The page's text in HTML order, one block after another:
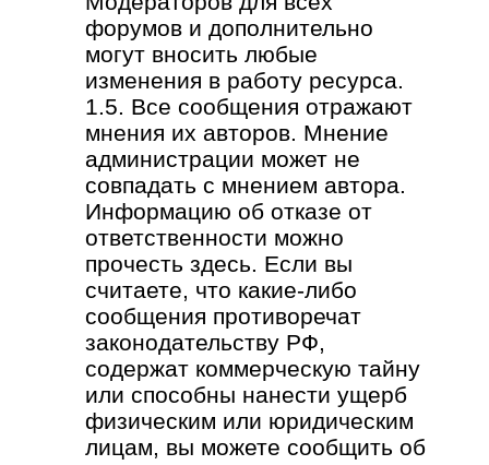
форумов и дополнительно
могут вносить любые
изменения в работу ресурса.
1.5. Все сообщения отражают
мнения их авторов. Мнение
администрации может не
совпадать с мнением автора.
Информацию об отказе от
ответственности можно
прочесть здесь. Если вы
считаете, что какие-либо
сообщения противоречат
законодательству РФ,
содержат коммерческую тайну
или способны нанести ущерб
физическим или юридическим
лицам, вы можете сообщить об